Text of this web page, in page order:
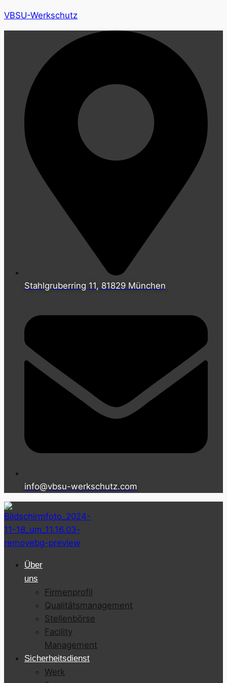
VBSU-Werkschutz
Stahlgruberring 11, 81829 München
info@vbsu-werkschutz.com
Über
uns
Firmenprofil
Qualitätsmanagement
Stellenbörse
Facility
Management
Sicherheitsdienst
Werk